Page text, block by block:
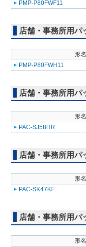
PMP-P80FWF11
店舗・事務所用パ
形名
PMP-P80FWH11
店舗・事務所用パ
形名
PAC-SJ58HR
店舗・事務所用パ
形名
PAC-SK47KF
店舗・事務所用パ
形名